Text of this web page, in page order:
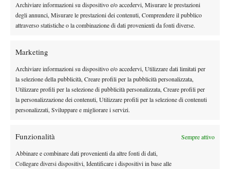
Archiviare informazioni su dispositivo e/o accedervi, Misurare le prestazioni
degli annunci, Misurare le prestazioni dei contenuti, Comprendere il pubblico
attraverso statistiche o la combinazione di dati provenienti da fonti diverse.
Marketing
Archiviare informazioni su dispositivo e/o accedervi, Utilizzare dati limitati per
la selezione della pubblicità, Creare profili per la pubblicità personalizzata,
Utilizzare profili per la selezione di pubblicità personalizzata, Creare profili per
la personalizzazione dei contenuti, Utilizzare profili per la selezione di contenuti
personalizzati, Sviluppare e migliorare i servizi.
Funzionalità Sempre attivo
Abbinare e combinare dati provenienti da altre fonti di dati,
Collegare diversi dispositivi, Identificare i dispositivi in base alle
Instagram